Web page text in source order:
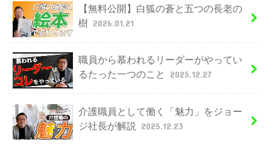
【無料公開】白狐の蒼と五つの長老の
樹 2026.01.21
職員から慕われるリーダーがやってい
るたった一つのこと
2025.12.27
介護職員として働く「魅力」をジョー
ジ社長が解説
2025.12.23